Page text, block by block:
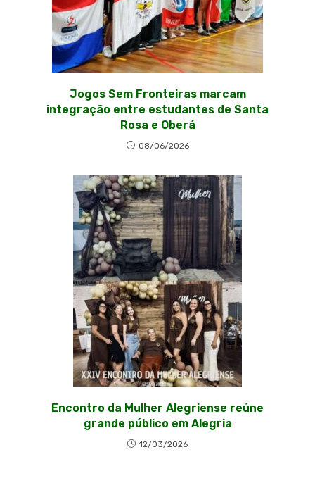
Jogos Sem Fronteiras marcam
integração entre estudantes de Santa
Rosa e Oberá
08/06/2026
Encontro da Mulher Alegriense reúne
grande público em Alegria
12/03/2026